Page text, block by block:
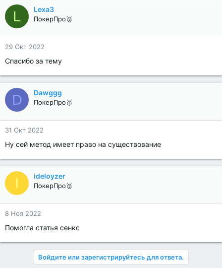
L Lexa3
ПокерПро🥉
29 Окт 2022
Спасибо за тему
D Dawggg
ПокерПро🥇
31 Окт 2022
Ну сей метод имеет право на существование
I ideloyzer
ПокерПро🥈
8 Ноя 2022
Помогла статья сенкс
Войдите или зарегистрируйтесь для ответа.